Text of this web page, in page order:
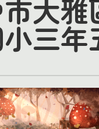
大雅
三年